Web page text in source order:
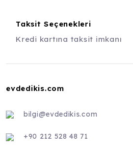
Taksit Seçenekleri
Kredi kartına taksit imkanı
evdedikis.com
bilgi@evdedikis.com
+90 212 528 48 71